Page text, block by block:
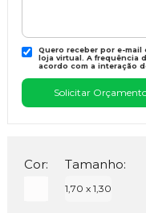
Quero receber por e-mail
loja virtual. A frequência
acordo com a interação
Cor: Tamanho:
1,70 x 1,30